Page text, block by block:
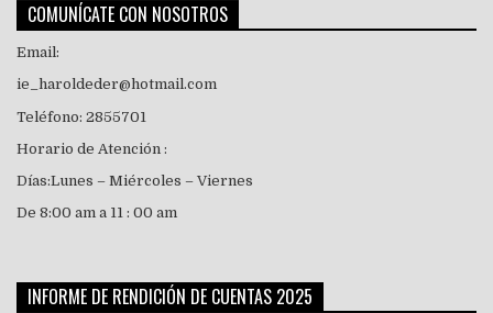
COMUNÍCATE CON NOSOTROS
Email:
ie_haroldeder@hotmail.com
Teléfono: 2855701
Horario de Atención :
Días:Lunes – Miércoles – Viernes
De 8:00 am a 11 : 00 am
INFORME DE RENDICIÓN DE CUENTAS 2025